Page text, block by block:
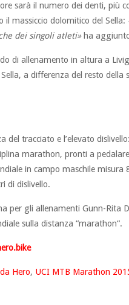
sarà il numero dei denti, più
massiccio dolomitico del Sella:
dei singoli atleti»ha aggiunto
di allenamento in altura a
a differenza del resto della
del tracciato e l’elevato
marathon, pronti a
in campo maschile misura
di dislivello.
per gli allenamenti Gunn-Rita
sulla distanza “marathon“.
Hero, UCI MTB Marathon